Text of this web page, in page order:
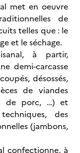
met en oeuvre
de
telles que : le
et le séchage.
à partir,
demi-carcasse
désossés,
de viandes
de porc, …) et
des
(jambons,
confectionne, à